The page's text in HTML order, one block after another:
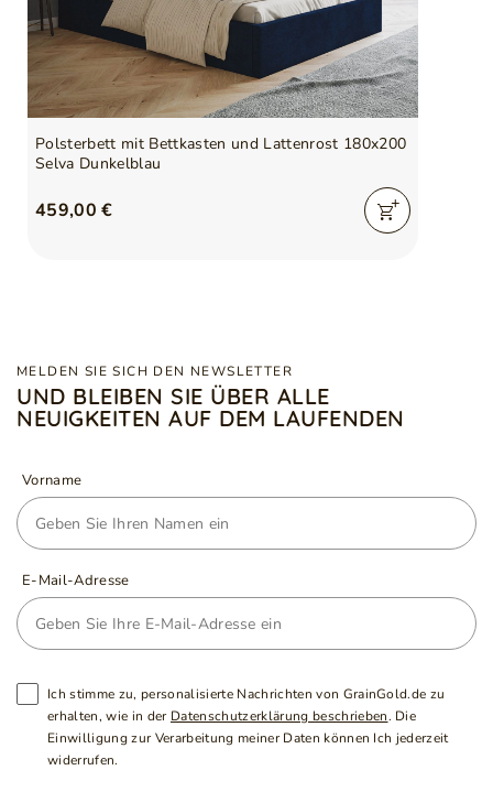
Polsterbett mit Bettkasten und Lattenrost 180x200
Selva Dunkelblau
459,00 €
MELDEN SIE SICH DEN NEWSLETTER
UND BLEIBEN SIE ÜBER ALLE
NEUIGKEITEN AUF DEM LAUFENDEN
Vorname
E-Mail-Adresse
Ich stimme zu, personalisierte Nachrichten von GrainGold.de zu
erhalten, wie in der Datenschutzerklärung beschrieben. Die
Einwilligung zur Verarbeitung meiner Daten können Ich jederzeit
widerrufen.